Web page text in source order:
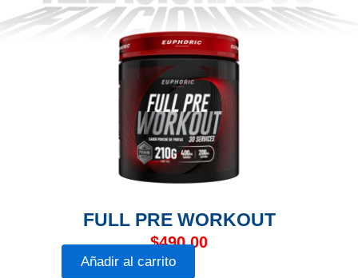
FULL PRE WORKOUT
$490.00
Añadir al carrito